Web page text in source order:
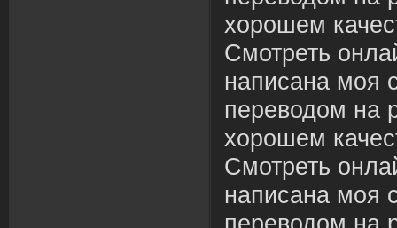
хорошем
Смотреть
написана моя
переводом на
хорошем
Смотреть
написана моя